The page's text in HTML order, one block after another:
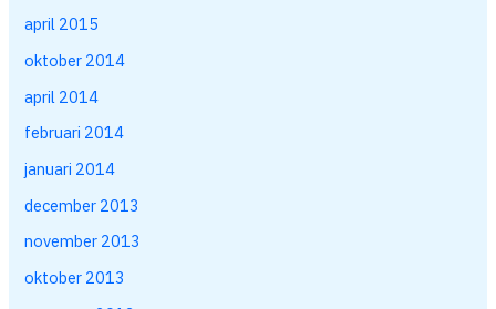
april 2015
oktober 2014
april 2014
februari 2014
januari 2014
december 2013
november 2013
oktober 2013